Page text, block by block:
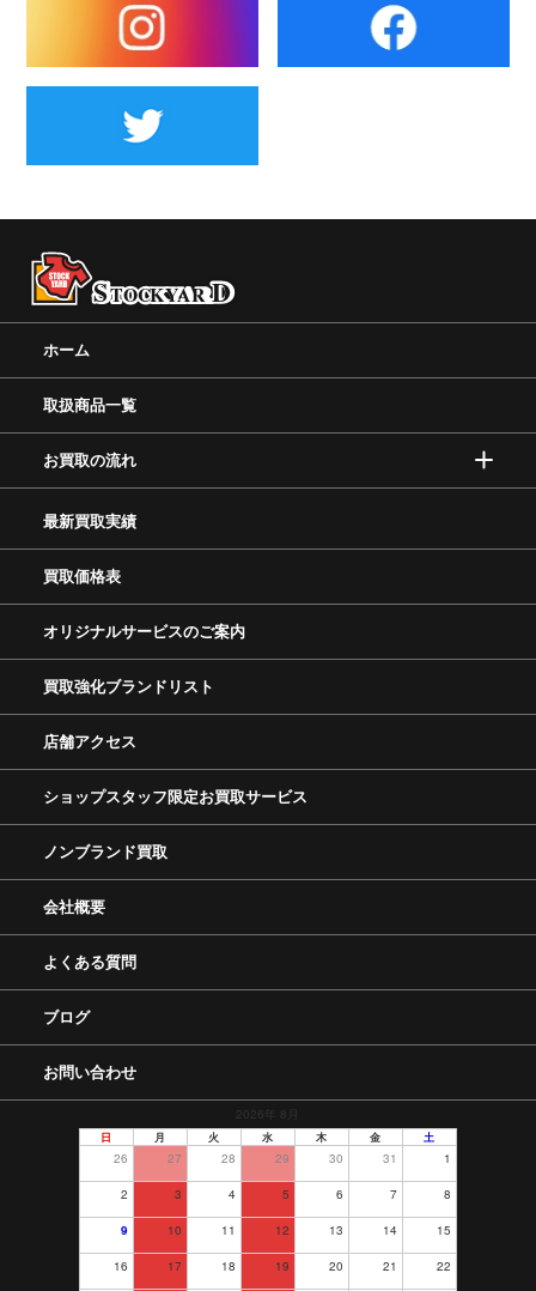
ホーム
取扱商品一覧
お買取の流れ
最新買取実績
買取価格表
オリジナルサービスのご案内
買取強化ブランドリスト
店舗アクセス
ショップスタッフ限定お買取サービス
ノンブランド買取
会社概要
よくある質問
ブログ
お問い合わせ
2026年 8月
日 月 火 水 木 金 土
26 27 28 29 30 31 1
2 3 4 5 6 7 8
9 10 11 12 13 14 15
16 17 18 19 20 21 22